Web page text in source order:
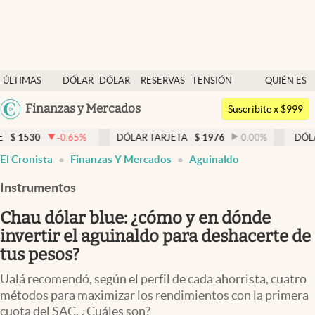
ÚLTIMAS
NOTICIAS
DÓLAR
DÓLAR
RESERVAS
TENSIÓN
GEOPOLÍTICA
QUIÉN ES
QUIÉN
Argentina
Uruguay
Finanzas y Mercados
Dólar
Members
Economía y Política
Finanzas y Mercados
Mercados Online
Negocios
Columnistas
Apertura
Suscribite x $999
-0.65% DÓLAR TARJETA $ 1976 0.00% DÓLAR MEP $
El Cronista Finanzas Y Mercados Aguinaldo
Instrumentos
Chau dólar blue: ¿cómo y en dónde
invertir el aguinaldo para deshacerte de
tus pesos?
Ualá recomendó, según el perfil de cada ahorrista, cuatro
métodos para maximizar los rendimientos con la primera
cuota del SAC. ¿Cuáles son?